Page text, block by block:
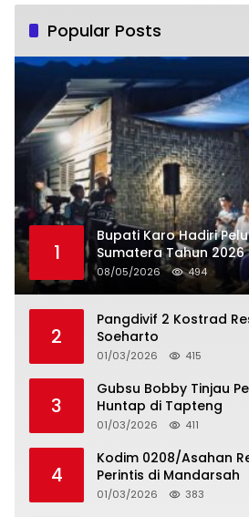
Popular Posts
1
Bupati Karo Hadiri
Sumatera Tahun
08/05/2026 494
2
Pangdivif 2 Kostrad
Soeharto
01/03/2026 415
3
Gubsu Bobby Tinjau
Huntap di Tapteng
01/03/2026 411
4
Kodim 0208/Asahan
Perintis di Mandarsah
01/03/2026 383